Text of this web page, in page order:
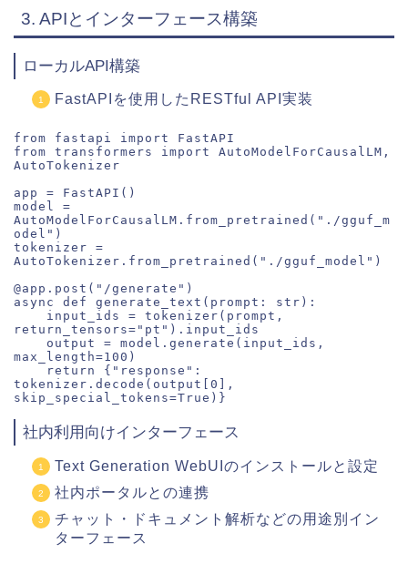
3. APIとインターフェース構築
ローカルAPI構築
FastAPIを使用したRESTful API実装
from fastapi import FastAPI
from transformers import AutoModelForCausalLM,
AutoTokenizer
app = FastAPI()
model =
AutoModelForCausalLM.from_pretrained("./gguf_m
odel")
tokenizer =
AutoTokenizer.from_pretrained("./gguf_model")
@app.post("/generate")
async def generate_text(prompt: str):
return_tensors="pt").input_ids
max_length=100)
tokenizer.decode(output[0],
社内利用向けインターフェース
Text Generation WebUIのインストールと設定
社内ポータルとの連携
チャット・ドキュメント解析などの用途別イン
ターフェース